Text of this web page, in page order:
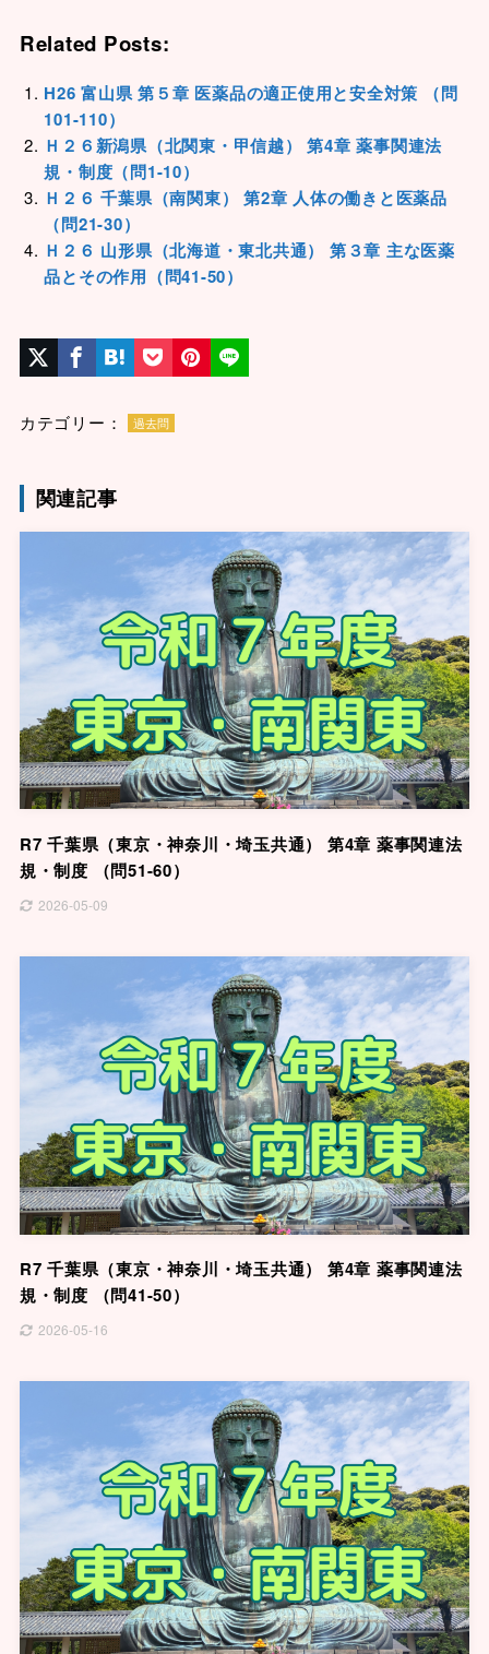
Related Posts:
H26 富山県 第５章 医薬品の適正使用と安全対策 （問
101-110）
Ｈ２６新潟県（北関東・甲信越） 第4章 薬事関連法
規・制度（問1-10）
Ｈ２６ 千葉県（南関東） 第2章 人体の働きと医薬品
（問21-30）
Ｈ２６ 山形県（北海道・東北共通） 第３章 主な医薬
品とその作用（問41-50）
カテゴリー： 過去問
関連記事
R7 千葉県（東京・神奈川・埼玉共通） 第4章 薬事関連法
規・制度 （問51-60）
2026-05-09
R7 千葉県（東京・神奈川・埼玉共通） 第4章 薬事関連法
規・制度 （問41-50）
2026-05-16